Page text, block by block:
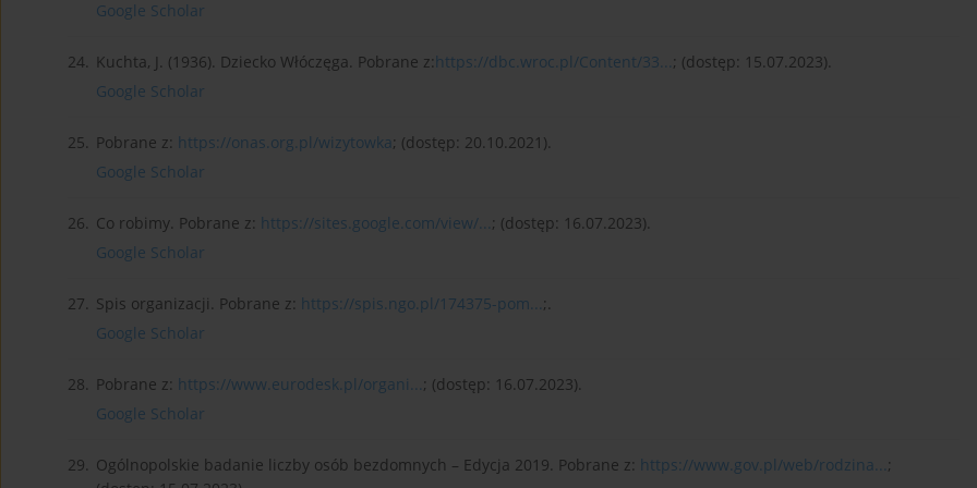
Google Scholar
24. Kuchta, J. (1936). Dziecko Włóczęga. Pobrane z:https://dbc.wroc.pl/Content/33...; (dostęp: 15.07.2023).
Google Scholar
25. Pobrane z: https://onas.org.pl/wizytowka; (dostęp: 20.10.2021).
Google Scholar
26. Co robimy. Pobrane z: https://sites.google.com/view/...; (dostęp: 16.07.2023).
Google Scholar
27. Spis organizacji. Pobrane z: https://spis.ngo.pl/174375-pom...;.
Google Scholar
28. Pobrane z: https://www.eurodesk.pl/organi...; (dostęp: 16.07.2023).
Google Scholar
29. Ogólnopolskie badanie liczby osób bezdomnych – Edycja 2019. Pobrane z: https://www.gov.pl/web/rodzina...;